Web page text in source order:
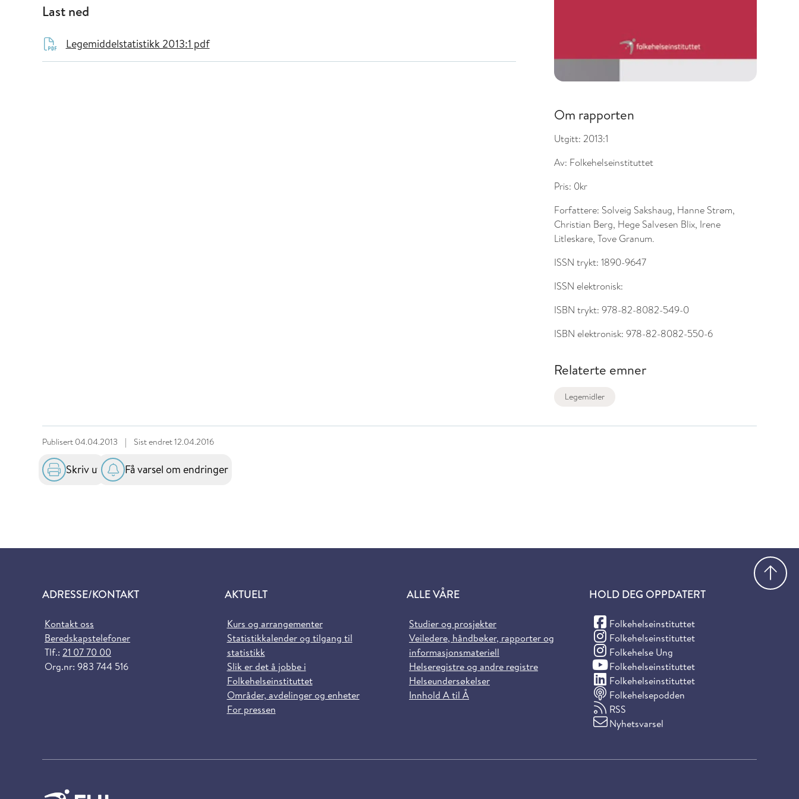
Last ned
Legemiddelstatistikk 2013:1 pdf
Om rapporten
Utgitt: 2013:1
Av: Folkehelseinstituttet
Pris: 0kr
Forfattere: Solveig Sakshaug, Hanne Strøm,
Christian Berg, Hege Salvesen Blix, Irene
Litleskare, Tove Granum.
ISSN trykt: 1890-9647
ISSN elektronisk:
ISBN trykt: 978-82-8082-549-0
ISBN elektronisk: 978-82-8082-550-6
Relaterte emner
Legemidler
Publisert 04.04.2013 | Sist endret12.04.2016
Skriv ut Få varsel om endringer
ADRESSE/KONTAKT
Kontakt oss
Beredskapstelefoner
Tlf.: 21 07 70 00
Org.nr: 983 744 516
AKTUELT
Kurs og arrangementer
Statistikkalender og tilgang til
statistikk
Slik er det å jobbe i
Folkehelseinstituttet
Områder, avdelinger og enheter
For pressen
ALLE VÅRE
Studier og prosjekter
Veiledere, håndbøker, rapporter og
informasjonsmateriell
Helseregistre og andre registre
Helseundersøkelser
Innhold A til Å
HOLD DEG OPPDATERT
Folkehelseinstituttet
(Facebook)
Folkehelseinstituttet
(Instagram)
Folkehelse Ung
(Instagram)
Folkehelseinstituttet
(YouTube)
Folkehelseinstituttet
(LinkedIn)
Folkehelsepodden
RSS
Nyhetsvarsel